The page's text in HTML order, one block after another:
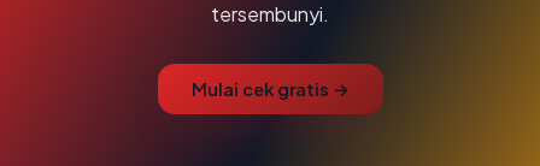
tersembunyi.
Mulai cek gratis →